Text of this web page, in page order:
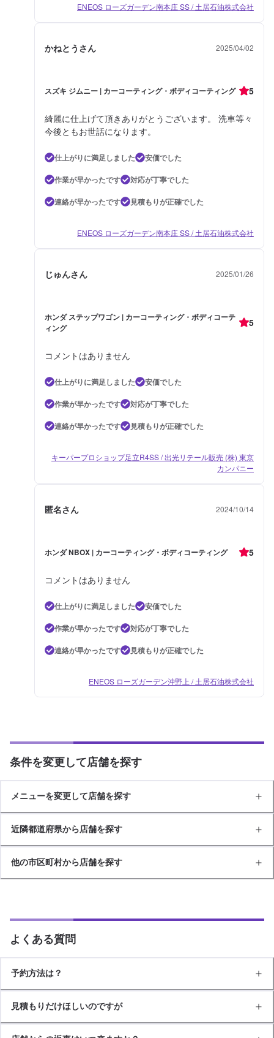
ENEOS ローズガーデン南本庄 SS / 土居石油株式会社
かねとうさん 2025/04/02
スズキ ジムニー | カーコーティング・ボディコーティング 5
綺麗に仕上げて頂きありがとうございます。 洗車等々
今後ともお世話になります。
仕上がりに満足しました
安価でした
作業が早かったです
対応が丁寧でした
連絡が早かったです
見積もりが正確でした
ENEOS ローズガーデン南本庄 SS / 土居石油株式会社
じゅんさん 2025/01/26
ホンダ ステップワゴン | カーコーティング・ボディコーテ
ィング
5
コメントはありません
仕上がりに満足しました
安価でした
作業が早かったです
対応が丁寧でした
連絡が早かったです
見積もりが正確でした
キーパープロショップ足立R4SS / 出光リテール販売 (株) 東京
カンパニー
匿名さん 2024/10/14
ホンダ NBOX | カーコーティング・ボディコーティング 5
コメントはありません
仕上がりに満足しました
安価でした
作業が早かったです
対応が丁寧でした
連絡が早かったです
見積もりが正確でした
ENEOS ローズガーデン沖野上 / 土居石油株式会社
条件を変更して店舗を探す
メニューを変更して店舗を探す
近隣都道府県から店舗を探す
他の市区町村から店舗を探す
よくある質問
予約方法は？
見積もりだけほしいのですが